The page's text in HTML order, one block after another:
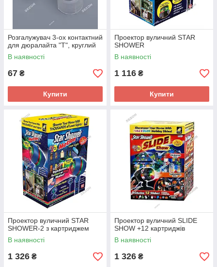
Розгалужувач 3-ох контактний
для дюралайта "Т", круглий
В наявності
67 ₴
Купити
Проектор вуличний STAR
SHOWER
В наявності
1 116 ₴
Купити
Проектор вуличний STAR
SHOWER-2 з картриджем
В наявності
1 326 ₴
Проектор вуличний SLIDE
SHOW +12 картриджів
В наявності
1 326 ₴